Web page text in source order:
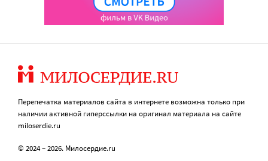
Перепечатка материалов сайта в интернете возможна только при
наличии активной гиперссылки на оригинал материала на сайте
miloserdie.ru
© 2024 – 2026. Милосердие.ru